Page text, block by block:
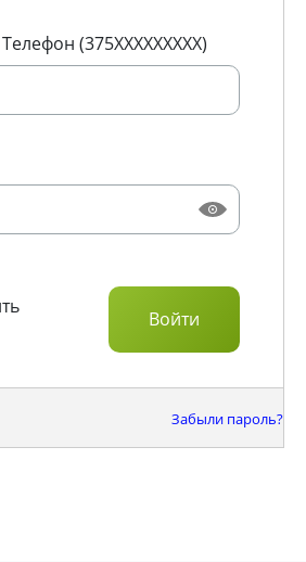
(375XXXXXXXXX)
Забыли пароль?